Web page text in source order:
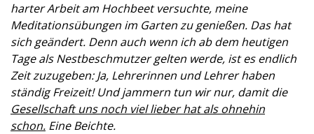
harter Arbeit am Hochbeet versuchte, meine
Meditationsübungen im Garten zu genießen. Das hat
sich geändert. Denn auch wenn ich ab dem heutigen
Tage als Nestbeschmutzer gelten werde, ist es endlich
Zeit zuzugeben: Ja, Lehrerinnen und Lehrer haben
ständig Freizeit! Und jammern tun wir nur, damit die
Gesellschaft uns noch viel lieber hat als ohnehin
schon. Eine Beichte.